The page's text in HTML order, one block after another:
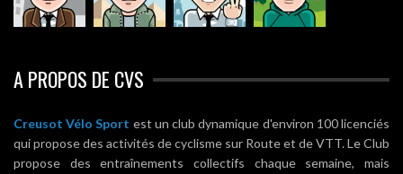
A PROPOS DE CVS
Creusot Vélo Sport est un club dynamique d'environ 100 licenciés
qui propose des activités de cyclisme sur Route et de VTT. Le Club
propose des entraînements collectifs chaque semaine, mais